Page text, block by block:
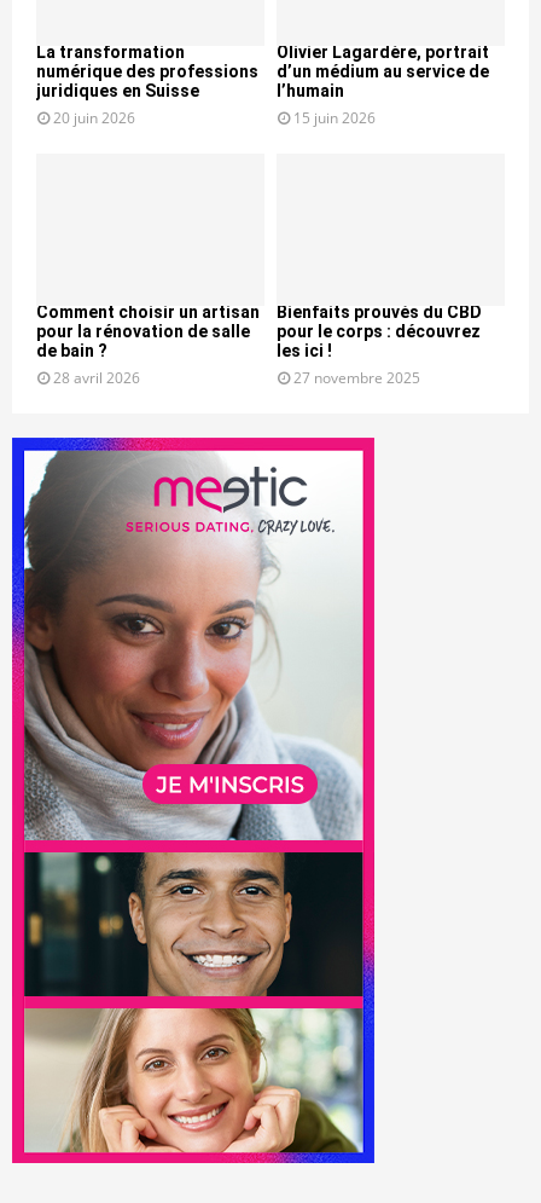
La transformation
numérique des professions
juridiques en Suisse
20 juin 2026
Olivier Lagardère, portrait
d’un médium au service de
l’humain
15 juin 2026
Comment choisir un artisan
pour la rénovation de salle
de bain ?
28 avril 2026
Bienfaits prouvés du CBD
pour le corps : découvrez
les ici !
27 novembre 2025